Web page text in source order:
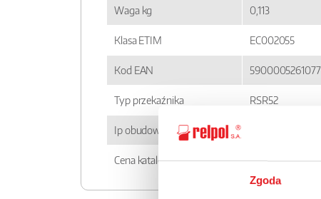
Zgoda
Waga kg 0,113
Klasa ETIM EC002055
Kod EAN 5900005261077
Typ przekaźnika RSR52
Ip obudowy
Cena katalogowa 120.5zł + 23%